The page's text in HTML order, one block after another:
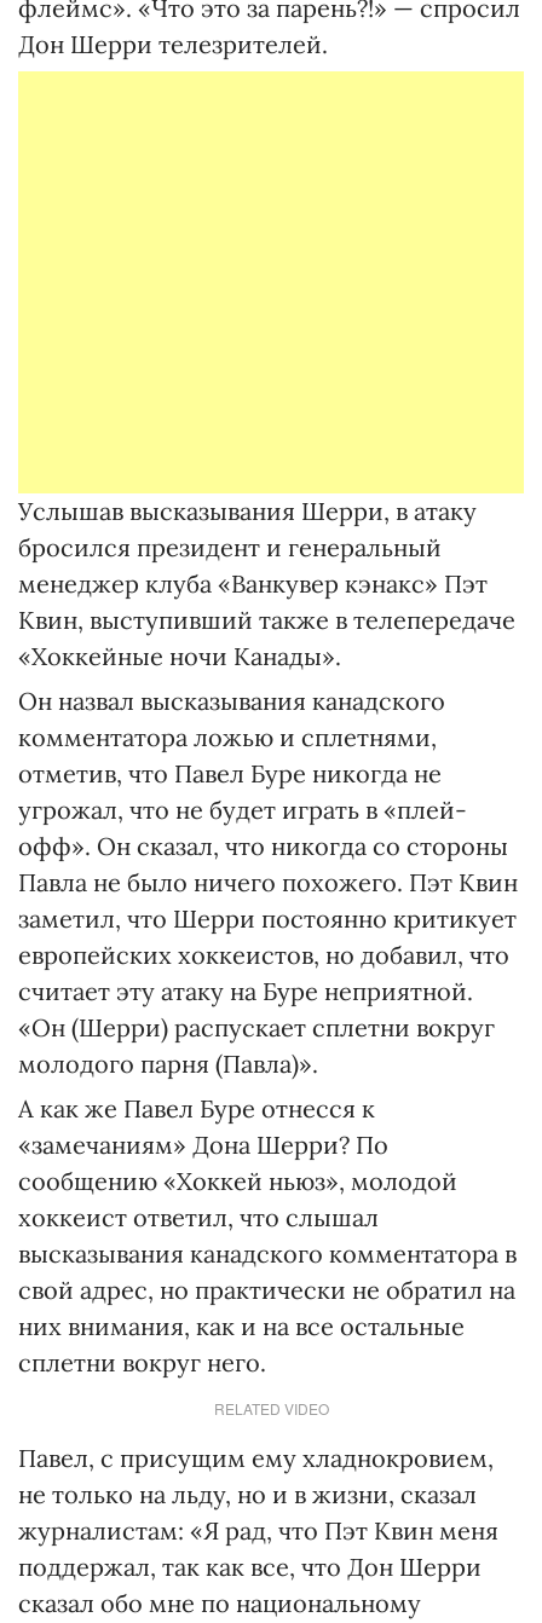
флеймс». «Что это за парень?!» — спросил
Дон Шерри телезрителей.
Услышав высказывания Шерри, в атаку
бросился президент и генеральный
менеджер клуба «Ванкувер кэнакс» Пэт
Квин, выступивший также в телепередаче
«Хоккейные ночи Канады».
Он назвал высказывания канадского
комментатора ложью и сплетнями,
отметив, что Павел Буре никогда не
угрожал, что не будет играть в «плей-
офф». Он сказал, что никогда со стороны
Павла не было ничего похожего. Пэт Квин
заметил, что Шерри постоянно критикует
европейских хоккеистов, но добавил, что
считает эту атаку на Буре неприятной.
«Он (Шерри) распускает сплетни вокруг
молодого парня (Павла)».
А как же Павел Буре отнесся к
«замечаниям» Дона Шерри? По
сообщению «Хоккей ньюз», молодой
хоккеист ответил, что слышал
высказывания канадского комментатора в
свой адрес, но практически не обратил на
них внимания, как и на все остальные
сплетни вокруг него.
RELATED VIDEO
Павел, с присущим ему хладнокровием,
не только на льду, но и в жизни, сказал
журналистам: «Я рад, что Пэт Квин меня
поддержал, так как все, что Дон Шерри
сказал обо мне по национальному